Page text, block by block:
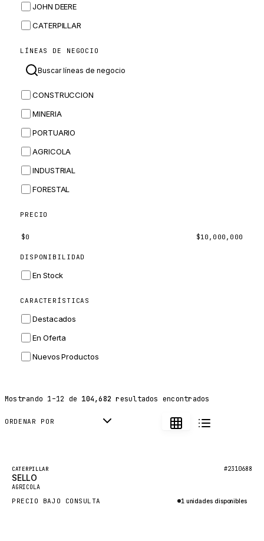
JOHN DEERE
CATERPILLAR
MASSEY FERGUSON
BOBCAT
JCB
KOMATSU
CORTECO
KUBOTA
MERLO
HYUNDAI
BALDWIN
DONALDSON
HIDROMEK
MANITOU
LÍNEAS DE NEGOCIO
CONSTRUCCION
MINERIA
PORTUARIO
AGRICOLA
INDUSTRIAL
FORESTAL
PRECIO
$0 $10,000,000
DISPONIBILIDAD
En Stock
CARACTERÍSTICAS
Destacados
En Oferta
Nuevos Productos
Mostrando 1–12 de 104,682 resultados encontrados
ORDENAR POR
Destacado
Nuevo
CATERPILLAR #2310688
SELLO
AGRICOLA
PRECIO BAJO CONSULTA 1 unidades disponibles